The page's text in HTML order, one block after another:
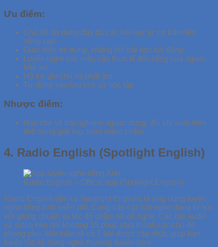
Ưu điểm:
Chủ đề đa dạng đầy đủ các bài học từ cơ bản đến
nâng cao
Giao diện trẻ trung, không khí bài học sôi động
Luyện nghe các mẫu câu thực tế đời sống của người
bản xứ
Hỗ trợ ghi chú và phát âm
Tự động sao lưu lịch sử học tập
Nhược điểm:
Hạn chế về trải nghiệm người dùng, đôi khi xuất hiện
tình trạng giật lag, load video chậm.
4. Radio English (Spotlight English)
Radio English – Offical app (Spotlight English)
Radio English (tên cũ Spotlight English) là ứng dụng luyện
nghe tiếng Anh miễn phí. Cung cấp các bài nghe dạng tin tức
với giọng chuẩn và tốc độ chậm rất dễ nghe. Các bài audio
và video kéo dài khoảng 15 phút, chia thành các chủ đề
phong phú. Mỗi tuần sẽ có 7 bài được cập nhật, giúp bạn
luyện tập kỹ năng nghe thường xuyên hơn.